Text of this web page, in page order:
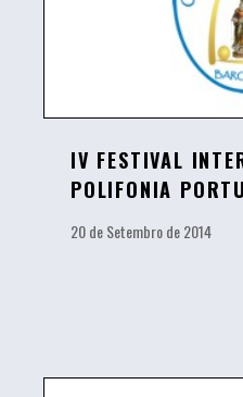
IV FESTIVAL
POLIFONIA
20 de Setembro de 2014